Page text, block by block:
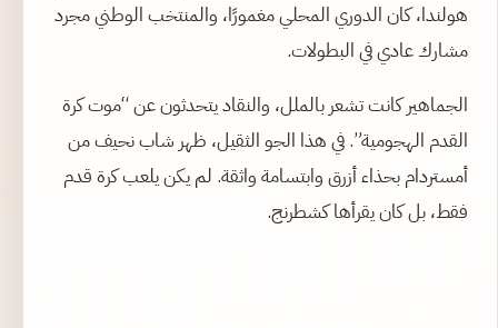
هولندا، كان الدوري المحلي مغمورًا، والمنتخب الوطني مجرد
مشارك عادي في البطولات.
الجماهير كانت تشعر بالملل، والنقاد يتحدثون عن “موت كرة
القدم الهجومية”. في هذا الجو الثقيل، ظهر شاب نحيف من
أمستردام بحذاء أزرق وابتسامة واثقة. لم يكن يلعب كرة قدم
فقط، بل كان يقرأها كشطرنج.